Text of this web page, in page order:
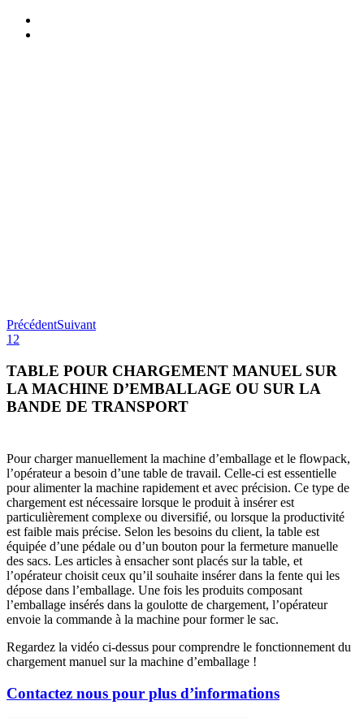
PrécédentSuivant
1 2
TABLE POUR CHARGEMENT MANUEL SUR
LA MACHINE D’EMBALLAGE OU SUR LA
BANDE DE TRANSPORT
Pour charger manuellement la machine d’emballage et le flowpack,
l’opérateur a besoin d’une table de travail. Celle-ci est essentielle
pour alimenter la machine rapidement et avec précision. Ce type de
chargement est nécessaire lorsque le produit à insérer est
particulièrement complexe ou diversifié, ou lorsque la productivité
est faible mais précise. Selon les besoins du client, la table est
équipée d’une pédale ou d’un bouton pour la fermeture manuelle
des sacs. Les articles à ensacher sont placés sur la table, et
l’opérateur choisit ceux qu’il souhaite insérer dans la fente qui les
dépose dans l’emballage. Une fois les produits composant
l’emballage insérés dans la goulotte de chargement, l’opérateur
envoie la commande à la machine pour former le sac.
Regardez la vidéo ci-dessus pour comprendre le fonctionnement du
chargement manuel sur la machine d’emballage !
Contactez nous pour plus d’informations